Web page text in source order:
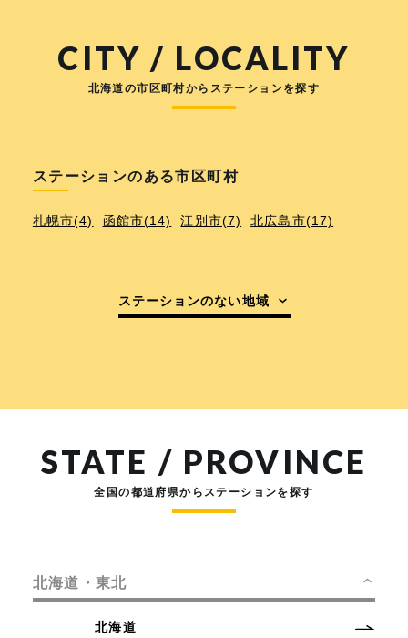
CITY / LOCALITY
北海道の市区町村からステーションを探す
ステーションのある市区町村
札幌市(4) 函館市(14) 江別市(7) 北広島市(17)
ステーションのない地域
STATE / PROVINCE
全国の都道府県からステーションを探す
北海道・東北
北海道